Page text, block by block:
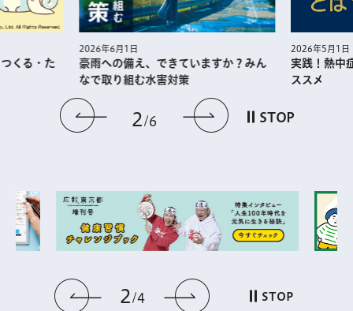
前のスライドを表示
2 6 次のスライドを
STOP
くる・た
2026年6月1日
豪雨への備え、できていますか？みん
なで取り組む水害対策
2026年5月1日
実践！熱中
ススメ
前のスライドを表示
2 4 次のスライドを表
STOP